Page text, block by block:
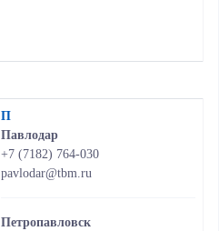
П
Павлодар
+7 (7182) 764-030
pavlodar@tbm.ru
Петропавловск